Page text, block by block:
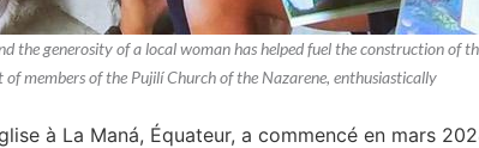
the generosity of a local woman has helped fuel the construction of
members of the Pujilí Church of the Nazarene, enthusiastically
à La Maná, Équateur, a commencé en mars